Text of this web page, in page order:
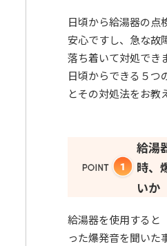
日頃から給湯器の点
安心ですし、急な故
落ち着いて対処でき
日頃からできる５つ
とその対処法をお教
給湯
時、
いか
給湯器を使用すると
った爆発音を聞いた